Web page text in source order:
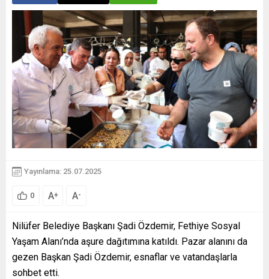
Yayınlama: 25.07.2025
0 A+ A-
Nilüfer Belediye Başkanı Şadi Özdemir, Fethiye Sosyal
Yaşam Alanı’nda aşure dağıtımına katıldı. Pazar alanını da
gezen Başkan Şadi Özdemir, esnaflar ve vatandaşlarla
sohbet etti.